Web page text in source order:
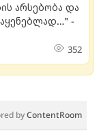
არსებობა და
-
352
byContentRoom